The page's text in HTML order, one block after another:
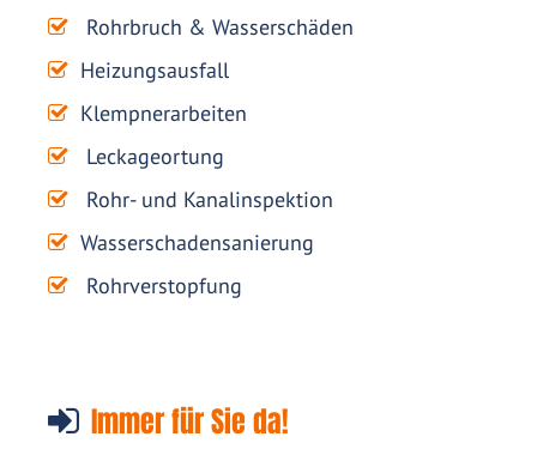
Rohrbruch & Wasserschäden
Heizungsausfall
Klempnerarbeiten
Leckageortung
Rohr- und Kanalinspektion
Wasserschadensanierung
Rohrverstopfung
Immer für Sie da!